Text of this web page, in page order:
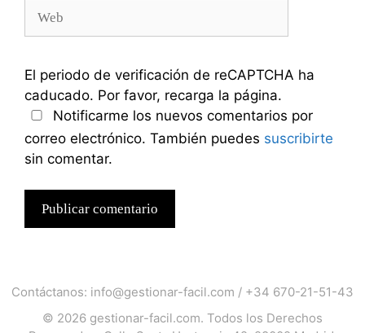
El periodo de verificación de reCAPTCHA ha
caducado. Por favor, recarga la página.
Notificarme los nuevos comentarios por
correo electrónico. También puedes suscribirte
sin comentar.
Contáctanos: info@gestionar-facil.com / +34 670-21-51-43
© 2026 gestionar-facil.com. Todos los Derechos